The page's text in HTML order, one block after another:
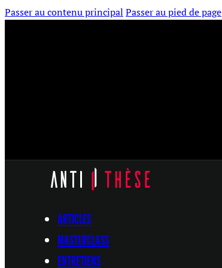
Passer au contenu principal Passer au pied de page
ARTICLES
MASTERCLASS
ENTRETIENS